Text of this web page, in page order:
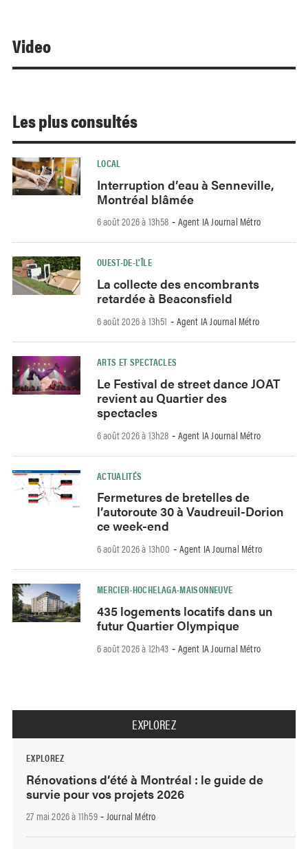
Video
Les plus consultés
LOCAL
Interruption d’eau à Senneville,
Montréal blâmée
6 août 2026 à 13h58 - Agent IA Journal Métro
OUEST-DE-L’ÎLE
La collecte des encombrants
retardée à Beaconsfield
6 août 2026 à 13h51 - Agent IA Journal Métro
ARTS ET SPECTACLES
Le Festival de street dance JOAT
revient au Quartier des
spectacles
6 août 2026 à 13h28 - Agent IA Journal Métro
ACTUALITÉS
Fermetures de bretelles de
l’autoroute 30 à Vaudreuil-Dorion
ce week-end
6 août 2026 à 13h00 - Agent IA Journal Métro
MERCIER-HOCHELAGA-MAISONNEUVE
435 logements locatifs dans un
futur Quartier Olympique
6 août 2026 à 12h43 - Agent IA Journal Métro
EXPLOREZ
EXPLOREZ
Rénovations d’été à Montréal : le guide de
survie pour vos projets 2026
27 mai 2026 à 11h59- Journal Métro